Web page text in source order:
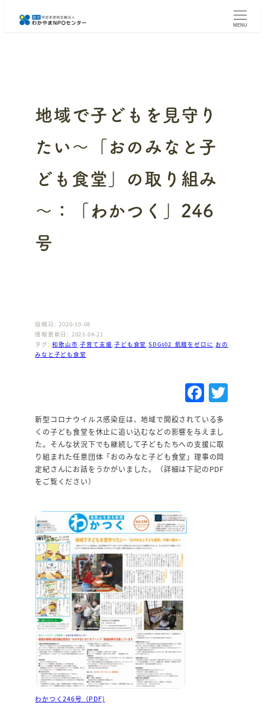
MENU
地域で子どもを見守り
たい～「おのみなと子
ども食堂」の取り組み
～：「わかつく」246
号
投稿日: 2020-10-08
情報更新日: 2023-04-21
タグ:和歌山市 ,子育て支援 ,子ども食堂 SDGs02_飢餓をゼロに おの
みなと子ども食堂
F
a
c
e
b
T
新型コロナウイルス感染症は、地域で開設されている多
くの子ども食堂を休止に追い込むなどの影響を与えまし
た。そんな状況下でも継続して子どもたちへの支援に取
り組まれた任意団体「おのみなと子ども食堂」理事の岡
定紀さんにお話をうかがいました。（詳細は下記のPDF
をご覧ください）
わかつく246号（PDF)